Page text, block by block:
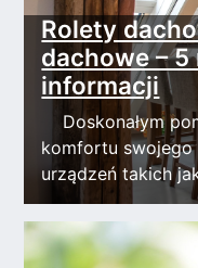
Rolety
dachowe –
informacji
Doskonałym
komfortu swojego
urządzeń takich